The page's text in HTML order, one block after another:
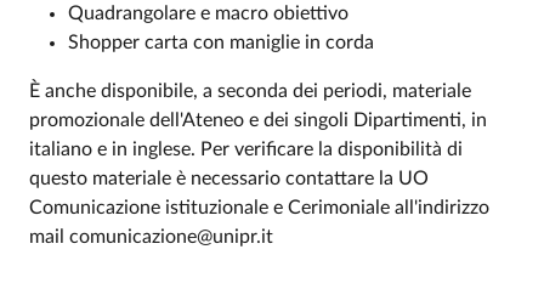
Quadrangolare e macro obiettivo
Shopper carta con maniglie in corda
È anche disponibile, a seconda dei periodi, materiale
promozionale dell'Ateneo e dei singoli Dipartimenti, in
italiano e in inglese. Per verificare la disponibilità di
questo materiale è necessario contattare la UO
Comunicazione istituzionale e Cerimoniale all'indirizzo
mail comunicazione@unipr.it